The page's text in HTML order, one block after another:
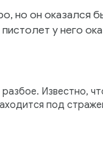
но он оказался
у него
Известно,
под